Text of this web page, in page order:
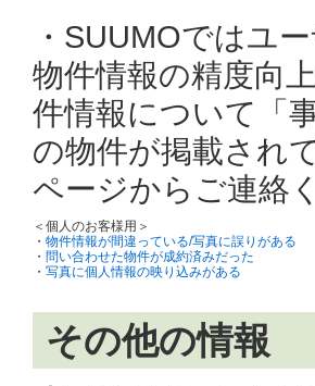
・SUUMOではユ
物件情報の精度向
件情報について「
の物件が掲載され
ページからご連絡
＜個人のお客様用＞
・ 物件情報が間違っている/写真に誤りがある
・ 問い合わせた物件が成約済みだった
・ 写真に個人情報の映り込みがある
その他の情報